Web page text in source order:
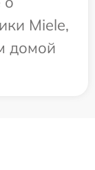
Miele,
домой